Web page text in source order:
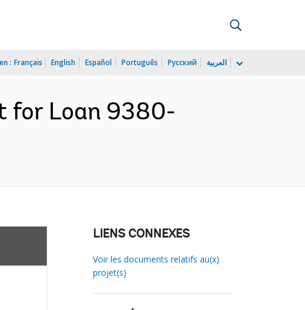
: Français English Español Português Русский العربية
for Loan 9380-
LIENS CONNEXES
Voir les documents relatifs au(x)
projet(s)